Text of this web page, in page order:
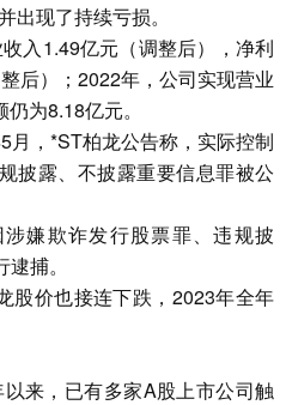
出现了持续亏损。
入1.49亿元（调整后），净利
后）；2022年，公司实现营业
为8.18亿元。
月，*ST柏龙公告称，实际控制
披露、不披露重要信息罪被公
嫌欺诈发行股票罪、违规披
捕。
股价也接连下跌，2023年全年
来，已有多家A股上市公司触